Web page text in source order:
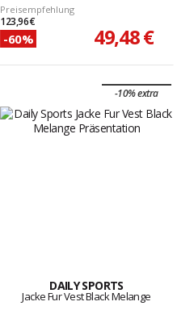
Preisempfehlung
123,96 €
-60% 49,48 €
-10% extra
DAILY SPORTS
Jacke Fur Vest Black Melange